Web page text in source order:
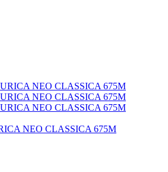
NEO CLASSICA 675M